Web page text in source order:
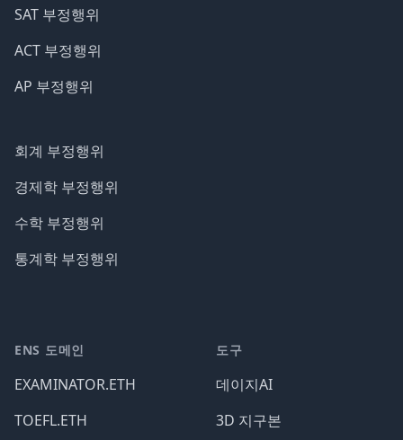
SAT 부정행위
ACT 부정행위
AP 부정행위
회계 부정행위
경제학 부정행위
수학 부정행위
통계학 부정행위
ENS 도메인
EXAMINATOR.ETH
TOEFL.ETH
도구
데이지AI
3D 지구본